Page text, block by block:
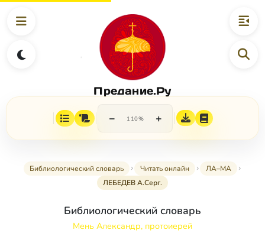
Предание.Ру
− 110% +
Библиологический словарь Читать онлайн
ЛА–МА
ЛЕБЕДЕВ А.Серг.
Библиологический словарь
Мень Александр, протоиерей